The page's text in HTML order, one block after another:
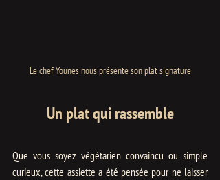
Le chef Younes nous présente son plat signature
Un plat qui rassemble
Que vous soyez végétarien convaincu ou simple
curieux, cette assiette a été pensée pour ne laisser